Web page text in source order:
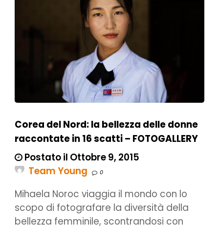
Corea del Nord: la bellezza delle donne
raccontate in 16 scatti – FOTOGALLERY
Postato il Ottobre 9, 2015
Team Young
0
Mihaela Noroc viaggia il mondo con lo
scopo di fotografare la diversità della
bellezza femminile, scontrandosi con